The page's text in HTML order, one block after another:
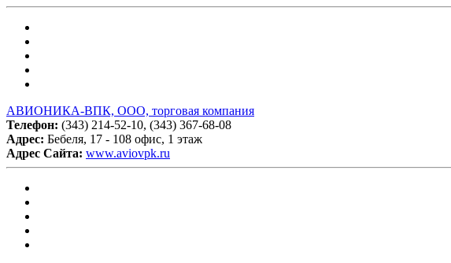
АВИОНИКА-ВПК, ООО, торговая компания
Телефон: (343) 214-52-10, (343) 367-68-08
Адрес: Бебеля, 17 - 108 офис, 1 этаж
Адрес Сайта: www.aviovpk.ru